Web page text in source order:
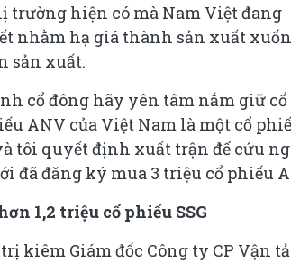
trường hiện có mà Nam Việt đang
nhằm hạ giá thành sản xuất
sản xuất.
cổ đông hãy yên tâm nắm giữ cổ
ANV của Việt Nam là một cổ
tôi quyết định xuất trận để cứu
đã đăng ký mua 3 triệu cổ phiếu
1,2 triệu cổ phiếu SSG
kiêm Giám đốc Công ty CP Vận